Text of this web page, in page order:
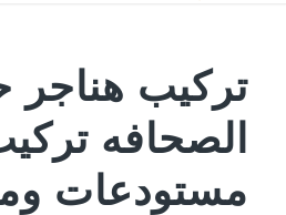
تركيب
الصحافه
مستودعات